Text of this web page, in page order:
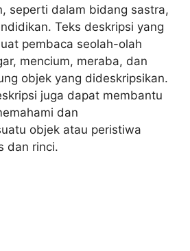
seperti dalam bidang sastra,
Teks deskripsi yang
pembaca seolah-olah
mencium, meraba, dan
objek yang dideskripsikan.
juga dapat membantu
dan
objek atau peristiwa
dan rinci.